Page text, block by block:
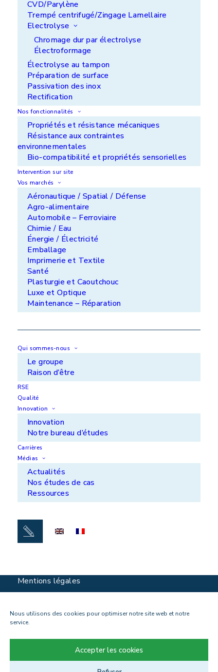
Nous utilisons des cookies pour optimiser notre site web et notre
service.
Accepter les cookies
CVD/Parylène
Trempé centrifugé/Zingage Lamellaire
Electrolyse
Chromage dur par électrolyse
Électroformage
Électrolyse au tampon
Préparation de surface
Passivation des inox
Rectification
Nos fonctionnalités
Propriétés et résistance mécaniques
Résistance aux contraintes
environnementales
Bio-compatibilité et propriétés sensorielles
Intervention sur site
Vos marchés
Aéronautique / Spatial / Défense
Agro-alimentaire
Automobile – Ferroviaire
Chimie / Eau
Énergie / Électricité
Emballage
Imprimerie et Textile
Santé
Plasturgie et Caoutchouc
Luxe et Optique
Maintenance – Réparation
Qui sommes-nous
Le groupe
Raison d’être
RSE
Qualité
Innovation
Innovation
Notre bureau d’études
Carrières
Médias
Actualités
Nos études de cas
Ressources
Nuflon™, et ici le Nuflon TGND, nous amenons
des fonctions en maintenant les tolérances de
mécaniques de précision.
Sur ce petit embout à géométrie complexe, le
filetage est volontairement épargné, tandis que
les surfaces utiles bénéficient d’un dépôt
parfaitement maîtrisé.
C’est le savoir-faire APS-METRASUR-
LORILLEUX : revêtir avec une très grande
précision des pièces de format exigeant, grâce à
nos procédés et contrôles internes dédiés aux
couches minces.
N’hésitez plus, contactez-nous.
APS Ile de France - ZI de Noisiel - 77186
Noisiel
+33 (0)1 60 37 50 00
APS Aquitaine - ZA du Luget - 33290 Le Pian
Medoc
+33 (0)5 56 70 24 14
METRASUR SAS - ZI de l'Aiguille - 46100
Figeac
+33 (0)5 65 34 46 29
28170 Maillebois
+33 (0)2 37 48 19 19
Vos marchés
Nos solutions
Innovation
Qui sommes-nous ?
Actualités
Carrières
Lundi - vendredi : 9h - 17h
Mentions légales
Contact